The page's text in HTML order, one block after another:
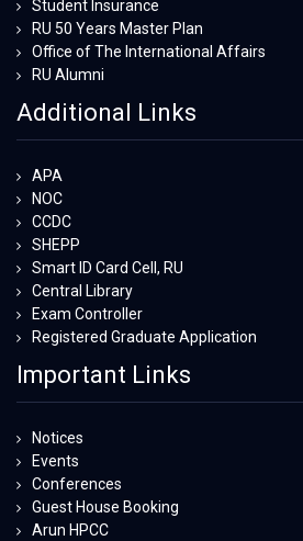
Student Insurance
RU 50 Years Master Plan
Office of The International Affairs
RU Alumni
Additional Links
APA
NOC
CCDC
SHEPP
Smart ID Card Cell, RU
Central Library
Exam Controller
Registered Graduate Application
Important Links
Notices
Events
Conferences
Guest House Booking
Arun HPCC